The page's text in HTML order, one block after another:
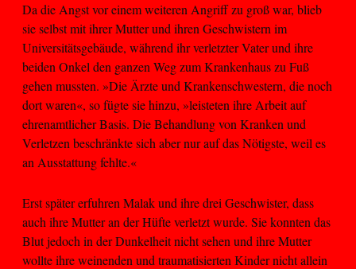
Da die Angst vor einem weiteren Angriff zu groß war, blieb
sie selbst mit ihrer Mutter und ihren Geschwistern im
Universitätsgebäude, während ihr verletzter Vater und ihre
beiden Onkel den ganzen Weg zum Krankenhaus zu Fuß
gehen mussten. »Die Ärzte und Krankenschwestern, die noch
dort waren«, so fügte sie hinzu, »leisteten ihre Arbeit auf
ehrenamtlicher Basis. Die Behandlung von Kranken und
Verletzen beschränkte sich aber nur auf das Nötigste, weil es
an Ausstattung fehlte.«
Erst später erfuhren Malak und ihre drei Geschwister, dass
auch ihre Mutter an der Hüfte verletzt wurde. Sie konnten das
Blut jedoch in der Dunkelheit nicht sehen und ihre Mutter
wollte ihre weinenden und traumatisierten Kinder nicht allein